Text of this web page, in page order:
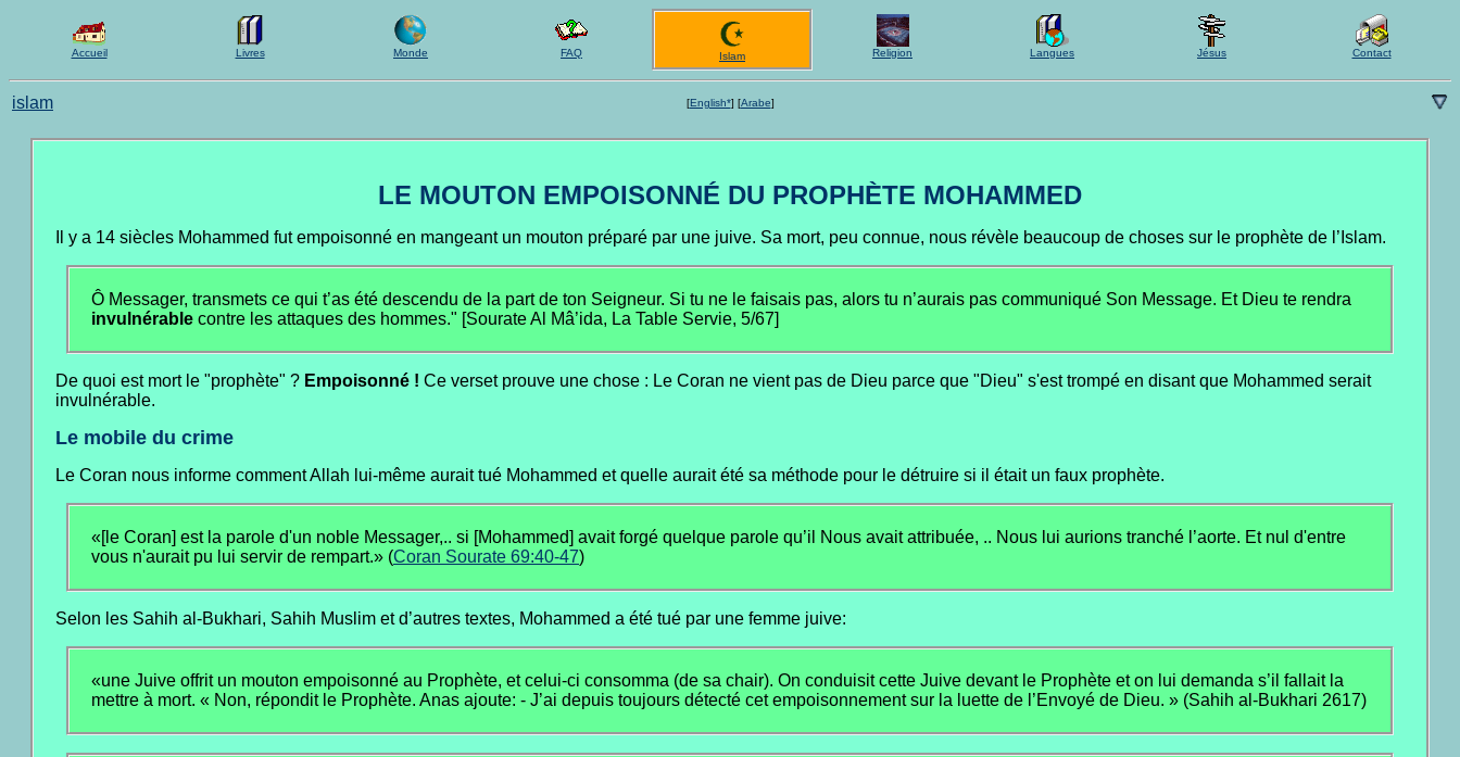
Accueil Livres Monde FAQ Islam Religion Langues Jésus Contact
islam [English*] [Arabe]
LE MOUTON EMPOISONNÉ DU PROPHÈTE MOHAMMED
Il y a 14 siècles Mohammed fut empoisonné en mangeant un mouton préparé par une juive. Sa mort, peu connue, nous révèle beaucoup de choses sur le prophète de l’Islam.
Ô Messager, transmets ce qui t’as été descendu de la part de ton Seigneur. Si tu ne le faisais pas, alors tu n’aurais pas communiqué Son Message. Et Dieu te rendra
invulnérable contre les attaques des hommes." [Sourate Al Mâ’ida, La Table Servie, 5/67]
De quoi est mort le "prophète" ? Empoisonné ! Ce verset prouve une chose : Le Coran ne vient pas de Dieu parce que "Dieu" s'est trompé en disant que Mohammed serait
invulnérable.
Le mobile du crime
Le Coran nous informe comment Allah lui-même aurait tué Mohammed et quelle aurait été sa méthode pour le détruire si il était un faux prophète.
«[le Coran] est la parole d'un noble Messager,.. si [Mohammed] avait forgé quelque parole qu’il Nous avait attribuée, .. Nous lui aurions tranché l’aorte. Et nul d'entre
vous n'aurait pu lui servir de rempart.» (Coran Sourate 69:40-47)
Selon les Sahih al-Bukhari, Sahih Muslim et d’autres textes, Mohammed a été tué par une femme juive:
«une Juive offrit un mouton empoisonné au Prophète, et celui-ci consomma (de sa chair). On conduisit cette Juive devant le Prophète et on lui demanda s’il fallait la
mettre à mort. « Non, répondit le Prophète. Anas ajoute: - J’ai depuis toujours détecté cet empoisonnement sur la luette de l’Envoyé de Dieu. » (Sahih al-Bukhari 2617)